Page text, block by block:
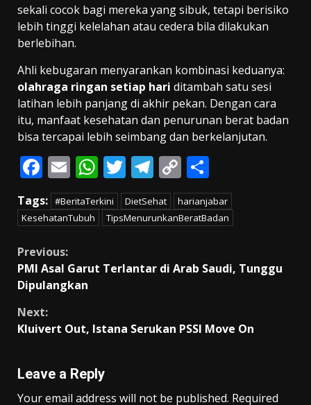
sekali cocok bagi mereka yang sibuk, tetapi berisiko
lebih tinggi kelelahan atau cedera bila dilakukan
berlebihan.
Ahli kebugaran menyarankan kombinasi keduanya:
olahraga ringan setiap hari ditambah satu sesi
latihan lebih panjang di akhir pekan. Dengan cara
itu, manfaat kesehatan dan penurunan berat badan
bisa tercapai lebih seimbang dan berkelanjutan.
F
ac
e
b
o
o
E
m
ai
l
W
h
at
s
p
T
w
itt
er
T
el
e
gr
m
C
o
p
y
n
h
ar
e
Tags: #BeritaTerkini DietSehat
harianjabar
KesehatanTubuh
TipsMenurunkanBeratBadan
Continue
Reading
Previous:
PMI Asal Garut Terlantar di Arab Saudi, Tunggu
Dipulangkan
Next:
Kluivert Out, Istana Serukan PSSI Move On
Leave a Reply
Your email address will not be published. Required